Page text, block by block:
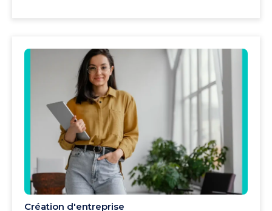
Création d'entreprise